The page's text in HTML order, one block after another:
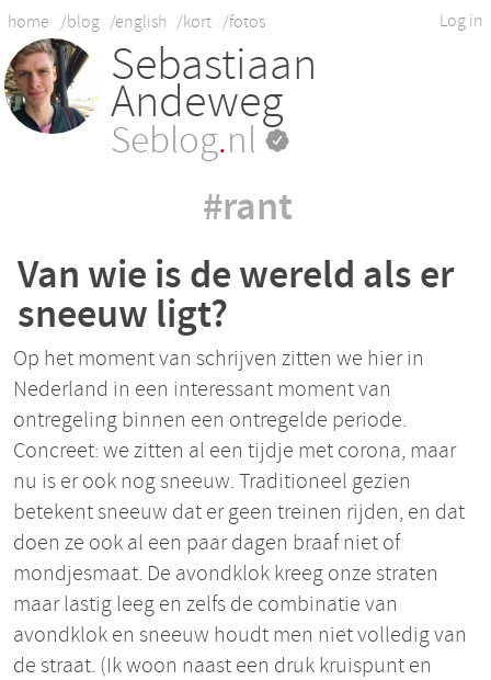
Log in
home /blog /english /kort /fotos
Sebastiaan
Andeweg
Seblog.nl
#rant
Van wie is de wereld als er
sneeuw ligt?
Op het moment van schrijven zitten we hier in
Nederland in een interessant moment van
ontregeling binnen een ontregelde periode.
Concreet: we zitten al een tijdje met corona, maar
nu is er ook nog sneeuw. Traditioneel gezien
betekent sneeuw dat er geen treinen rijden, en dat
doen ze ook al een paar dagen braaf niet of
mondjesmaat. De avondklok kreeg onze straten
maar lastig leeg en zelfs de combinatie van
avondklok en sneeuw houdt men niet volledig van
de straat. (Ik woon naast een druk kruispunt en